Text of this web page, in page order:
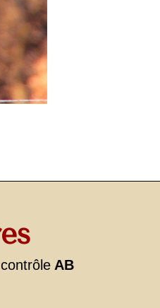
contrôleAB